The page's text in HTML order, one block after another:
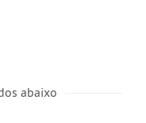
abaixo